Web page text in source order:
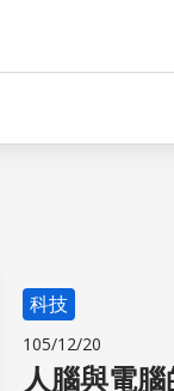
科技
105/12/20
人腦與電